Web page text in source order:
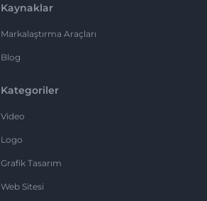
Kaynaklar
Markalaştırma Araçları
Blog
Kategoriler
Video
Logo
Grafik Tasarım
Web Sitesi